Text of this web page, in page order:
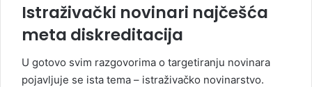
Istraživački novinari najčešća
meta diskreditacija
U gotovo svim razgovorima o targetiranju novinara
pojavljuje se ista tema – istraživačko novinarstvo.